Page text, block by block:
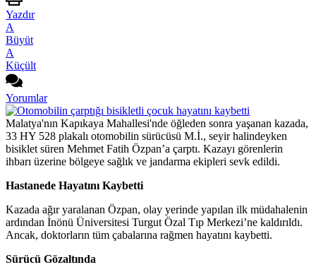
Yazdır
A
Büyüt
A
Küçült
Yorumlar
Malatya'nın Kapıkaya Mahallesi'nde öğleden sonra yaşanan kazada,
33 HY 528 plakalı otomobilin sürücüsü M.İ., seyir halindeyken
bisiklet süren Mehmet Fatih Özpan’a çarptı. Kazayı görenlerin
ihbarı üzerine bölgeye sağlık ve jandarma ekipleri sevk edildi.
Hastanede Hayatını Kaybetti
Kazada ağır yaralanan Özpan, olay yerinde yapılan ilk müdahalenin
ardından İnönü Üniversitesi Turgut Özal Tıp Merkezi’ne kaldırıldı.
Ancak, doktorların tüm çabalarına rağmen hayatını kaybetti.
Sürücü Gözaltında